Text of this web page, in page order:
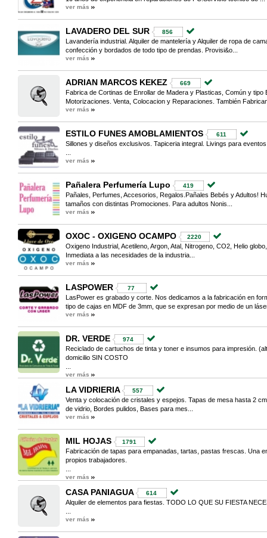
ver más
LAVADERO DEL SUR 856
Lavandería industrial. Alquiler de mantelería y Alquiler de ropa de
confección y bordados de todo tipo de prendas. Provisi&o...
ver más
ADRIAN MARCOS KEKEZ 669
Fabrica de Cortinas de Enrollar de Madera y Plasticas, Común y tipo
Motorizaciones. Venta, Colocacion y Reparaciones. También
ver más
ESTILO FUNES AMOBLAMIENTOS 611
Sillones y diseños exclusivos. Tapiceria integral. Livings para
ver más
Pañalera Perfumería Lupo 419
Pañales, Perfumes, Accesorios, Regalos.Pañales Bebés y Adultos!
tamaños con distintas Promociones. Para adultos Nonis...
ver más
OXOC - OXIGENO OCAMPO 2220
Oxigeno Industrial, Acetileno, Argon, Atal, Nitrogeno, CO2, Helio
Inmediata a las necesidades de la industria...
ver más
LASPOWER 77
LasPower es grabado y corte. Nos dedicamos a la fabricación en
tipo de cajas en MDF de 3mm, que se expresan por medio de un
ver más
DR. VERDE 974
Reciclado de cartuchos de tinta y toner e insumos para impresión.
domicilio SIN COSTO
ver más
LA VIDRIERIA 557
Venta y colocación de cristales y espejos. Tapas de mesa hasta 2
de vidrio, Bordes pulidos, Bases para mes...
ver más
MIL HOJAS 1791
Fabricación de tapas para empanadas, tartas, pastas frescas. Una
propios trabajadores.
ver más
CASA PANIAGUA 614
Alquiler de elementos para fiestas. TODO LO QUE SU FIESTA
ver más